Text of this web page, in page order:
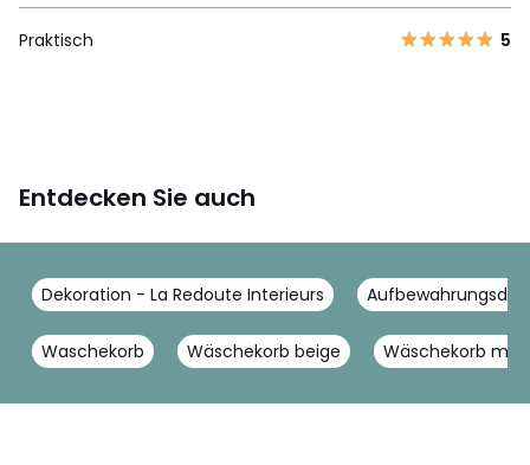
Praktisch 5
Entdecken Sie auch
Dekoration - La Redoute Interieurs
Waschekorb Wäschekorb beige Wäschekorb